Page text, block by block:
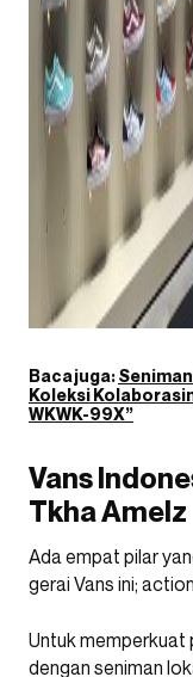
Baca juga:
Koleksi
WKWK-99X”
Vans
Tkha Amelz
Ada empat pilar
gerai Vans ini;
Untuk memperkuat
dengan seniman